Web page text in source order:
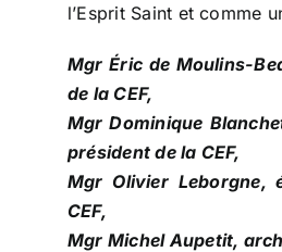
l’Esprit Saint et comme
Mgr Éric de Moulins-
de la CEF,
Mgr Dominique
président de la CEF,
Mgr Olivier Leborgne,
CEF,
Mgr Michel Aupetit,